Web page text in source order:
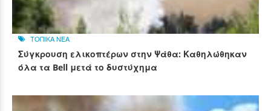
ΤΟΠΙΚΑ ΝΕΑ
Σύγκρουση ελικοπτέρων στην Ψάθα: Καθηλώθηκαν
όλα τα Bell μετά το δυστύχημα